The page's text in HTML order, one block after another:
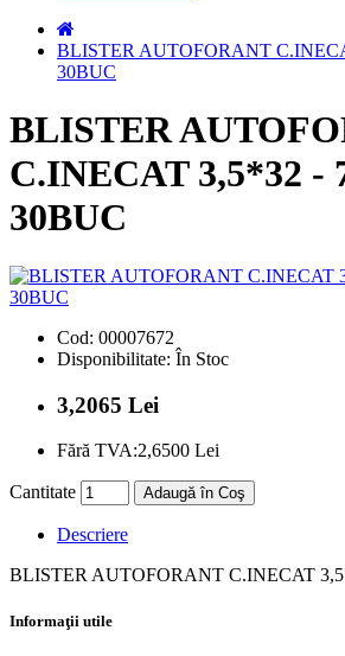
BLISTER AUTOFORANT
30BUC
BLISTER
C.INECAT 3,5*32 -
30BUC
Cod: 00007672
Disponibilitate: În Stoc
3,2065 Lei
Fără TVA:2,6500 Lei
Cantitate Adaugă în Coş
Descriere
BLISTER AUTOFORANT C.INECAT
Informaţii utile